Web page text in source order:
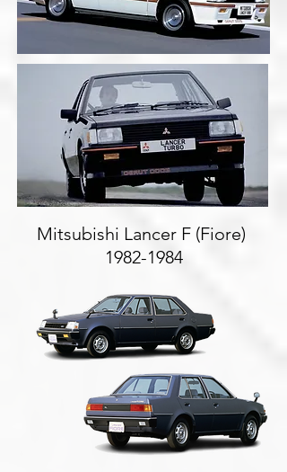
Mitsubishi Lancer F (Fiore)
1982-1984